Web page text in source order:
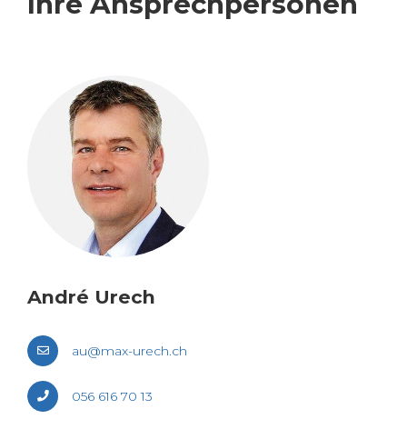
André Urech
au@​max-​urech.​ch
056 616 70 13